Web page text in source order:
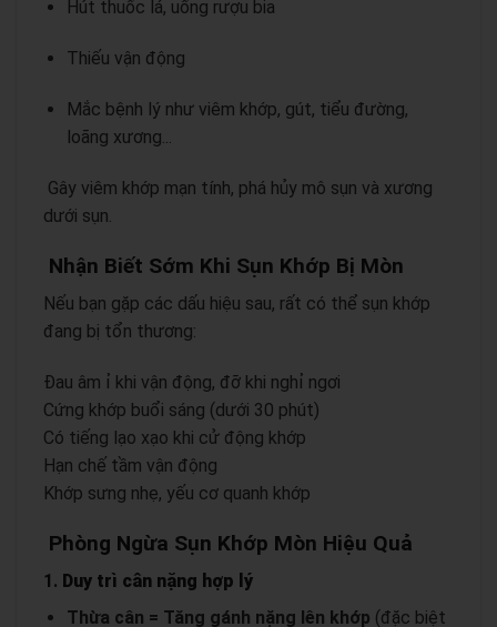
Hút thuốc lá, uống rượu bia
Thiếu vận động
Mắc bệnh lý như viêm khớp, gút, tiểu đường,
loãng xương...
Gây viêm khớp mạn tính, phá hủy mô sụn và xương
dưới sụn.
Nhận Biết Sớm Khi Sụn Khớp Bị Mòn
Nếu bạn gặp các dấu hiệu sau, rất có thể sụn khớp
đang bị tổn thương:
Đau âm ỉ khi vận động, đỡ khi nghỉ ngơi
Cứng khớp buổi sáng (dưới 30 phút)
Có tiếng lạo xạo khi cử động khớp
Hạn chế tầm vận động
Khớp sưng nhẹ, yếu cơ quanh khớp
Phòng Ngừa Sụn Khớp Mòn Hiệu Quả
1. Duy trì cân nặng hợp lý
Thừa cân = Tăng gánh nặng lên khớp (đặc biệt